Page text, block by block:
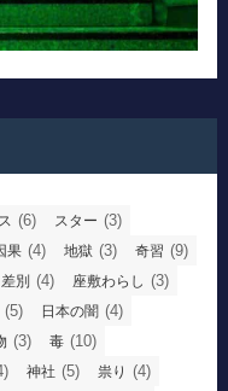
(6) スター (3)
果 (4) 地獄 (3) 奇習 (9)
差別 (4) 座敷わらし (3)
(5) 日本の闇 (4)
(3) 毒 (10)
神社 (5) 祟り (4)